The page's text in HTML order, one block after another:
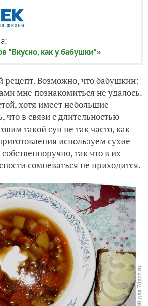
"Вкусно, как у бабушки"»
Возможно, что бабушкин:
мне познакомиться не удалось.
хотя имеет небольшие
что в связи с длительностью
такой суп не так часто, как
используем сухие
так что в их
сомневаться не приходится.